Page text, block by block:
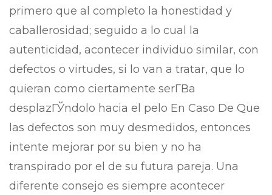
primero que al completo la honestidad y
caballerosidad; seguido a lo cual la
autenticidad, acontecer individuo similar, con
defectos o virtudes, si lo van a tratar, que lo
quieran como ciertamente serГ­В­a
desplazГЎndolo hacia el pelo En Caso De Que
las defectos son muy desmedidos, entonces
intente mejorar por su bien y no ha
transpirado por el de su futura pareja. Una
diferente consejo es siempre acontecer